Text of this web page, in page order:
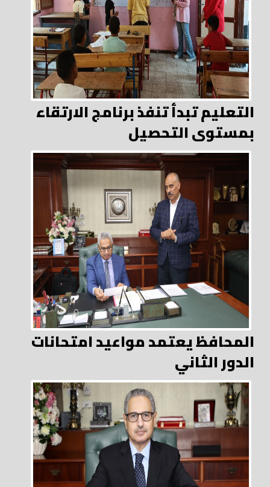
التعليم تبدأ تنفذ برنامج الارتقاء
بمستوى التحصيل
المحافظ يعتمد مواعيد امتحانات
الدور الثاني